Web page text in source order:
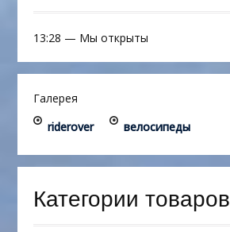
13:28 — Мы открыты
Галерея
riderover
велосипеды
Категории товаров